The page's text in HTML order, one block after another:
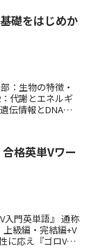
礎をはじめか
代謝とエネルギ
伝情報とDNA・
格英単Vワー
上級編・完結編+V
に応え『ゴロV入